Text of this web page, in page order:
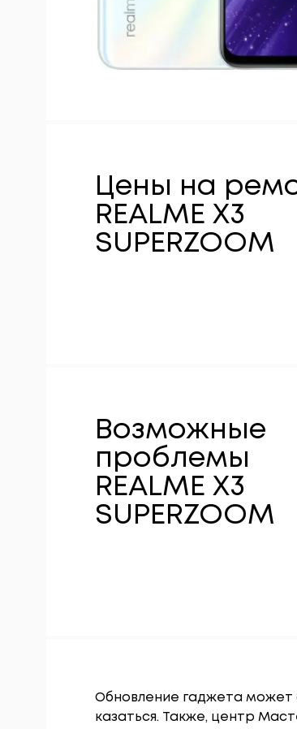
Цены на
REALME X3
SUPERZOOM
Возможные
проблемы
REALME X3
SUPERZOOM
Обновление гаджета может
казаться. Также, центр